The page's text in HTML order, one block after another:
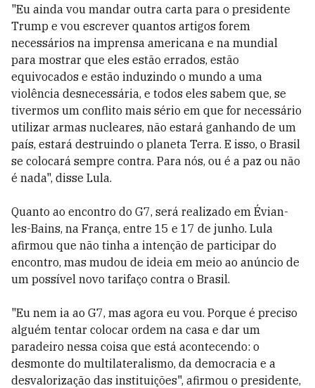
"Eu ainda vou mandar outra carta para o presidente
Trump e vou escrever quantos artigos forem
necessários na imprensa americana e na mundial
para mostrar que eles estão errados, estão
equivocados e estão induzindo o mundo a uma
violência desnecessária, e todos eles sabem que, se
tivermos um conflito mais sério em que for necessário
utilizar armas nucleares, não estará ganhando de um
país, estará destruindo o planeta Terra. E isso, o Brasil
se colocará sempre contra. Para nós, ou é a paz ou não
é nada", disse Lula.
Quanto ao encontro do G7, será realizado em Évian-
les-Bains, na França, entre 15 e 17 de junho. Lula
afirmou que não tinha a intenção de participar do
encontro, mas mudou de ideia em meio ao anúncio de
um possível novo tarifaço contra o Brasil.
"Eu nem ia ao G7, mas agora eu vou. Porque é preciso
alguém tentar colocar ordem na casa e dar um
paradeiro nessa coisa que está acontecendo: o
desmonte do multilateralismo, da democracia e a
desvalorização das instituições", afirmou o presidente,